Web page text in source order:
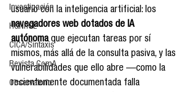
Investigación
H&NhCL
CICA/Sintaxis
Revista ComA
Observatorio
usuario con la inteligencia artificial: los
navegadores web dotados de IA
autónoma que ejecutan tareas por sí
mismos, más allá de la consulta pasiva, y las
vulnerabilidades que ello abre —como la
recientemente documentada falla